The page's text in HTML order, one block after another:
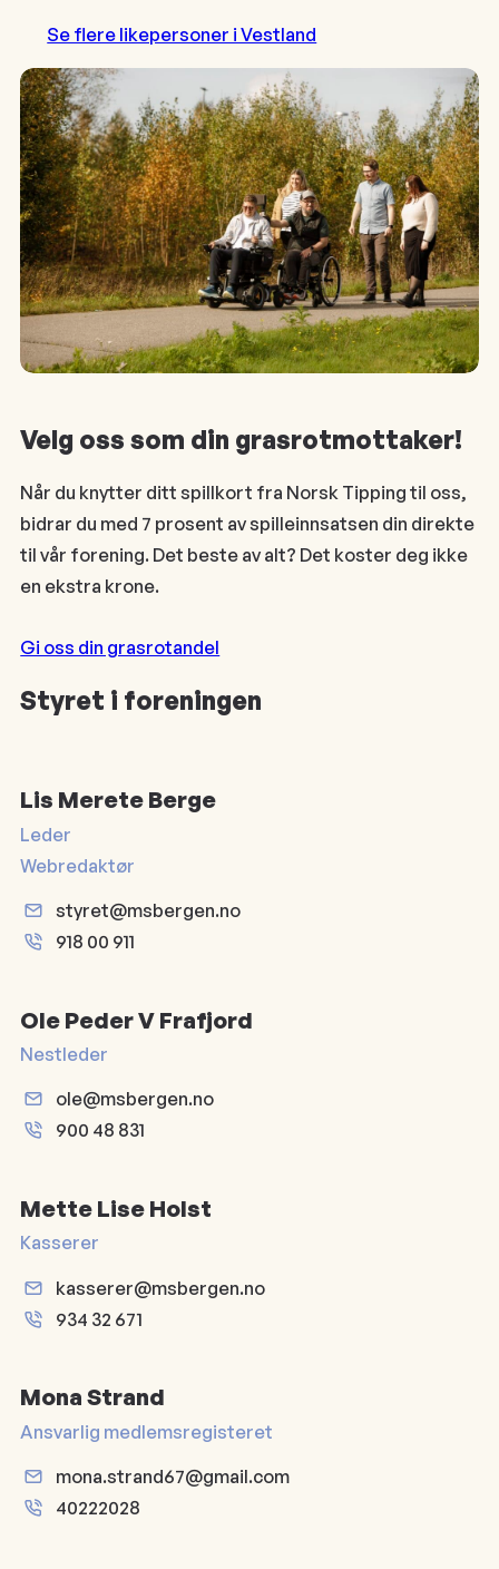
Se flere likepersoner i Vestland
Velg oss som din grasrotmottaker!
Når du knytter ditt spillkort fra Norsk Tipping til oss,
bidrar du med 7 prosent av spilleinnsatsen din direkte
til vår forening. Det beste av alt? Det koster deg ikke
en ekstra krone.
Gi oss din grasrotandel
Styret i foreningen
Lis Merete Berge
Leder
Webredaktør
styret@msbergen.no
918 00 911
Ole Peder V Frafjord
Nestleder
ole@msbergen.no
900 48 831
Mette Lise Holst
Kasserer
kasserer@msbergen.no
934 32 671
Mona Strand
Ansvarlig medlemsregisteret
mona.strand67@gmail.com
40222028